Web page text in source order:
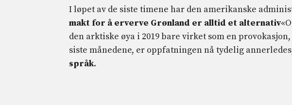
I løpet av de siste timene har den amerikanske
makt for å erverve Grønland er alltid et alternativ
den arktiske øya i 2019 bare virket som en
siste månedene, er oppfatningen nå tydelig
språk.